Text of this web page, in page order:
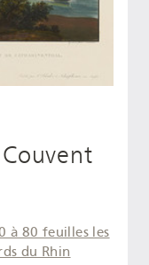
à 80 feuilles les
du Rhin